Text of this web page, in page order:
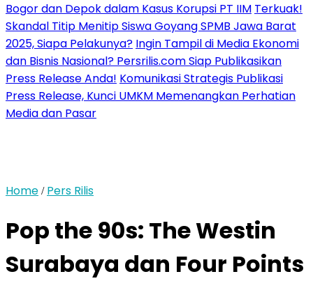
Bogor dan Depok dalam Kasus Korupsi PT IIM Terkuak!
Skandal Titip Menitip Siswa Goyang SPMB Jawa Barat
2025, Siapa Pelakunya? Ingin Tampil di Media Ekonomi
dan Bisnis Nasional? Persrilis.com Siap Publikasikan
Press Release Anda! Komunikasi Strategis Publikasi
Press Release, Kunci UMKM Memenangkan Perhatian
Media dan Pasar
Home / Pers Rilis
Pop the 90s: The Westin
Surabaya dan Four Points